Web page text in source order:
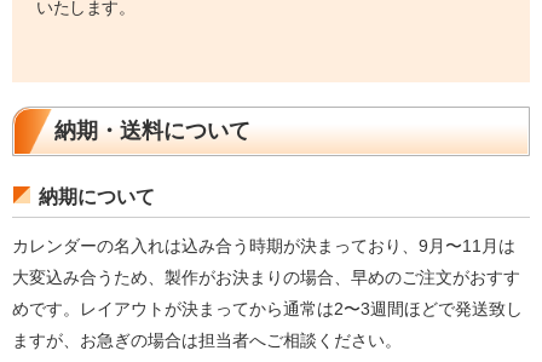
いたします。
納期・送料について
納期について
カレンダーの名入れは込み合う時期が決まっており、9月〜11月は
大変込み合うため、製作がお決まりの場合、早めのご注文がおすす
めです。レイアウトが決まってから通常は2〜3週間ほどで発送致し
ますが、お急ぎの場合は担当者へご相談ください。